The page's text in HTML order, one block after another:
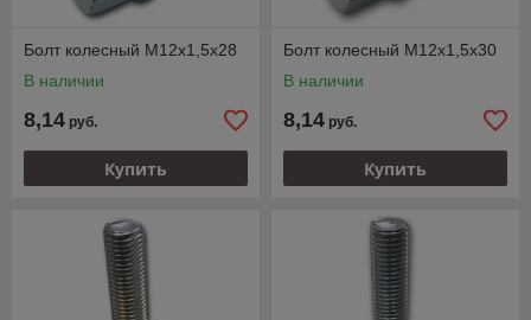
Болт колесный M12х1,5х28
В наличии
8,14 руб.
Купить
Болт колесный M12х1,5х30
В наличии
8,14 руб.
Купить